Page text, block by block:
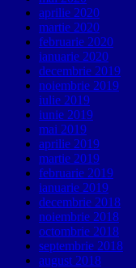
aprilie 2020
martie 2020
februarie 2020
ianuarie 2020
decembrie 2019
noiembrie 2019
iulie 2019
iunie 2019
mai 2019
aprilie 2019
martie 2019
februarie 2019
ianuarie 2019
decembrie 2018
noiembrie 2018
octombrie 2018
septembrie 2018
august 2018